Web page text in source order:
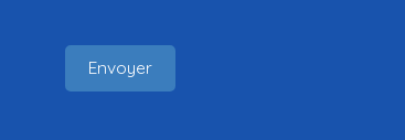
Envoyer